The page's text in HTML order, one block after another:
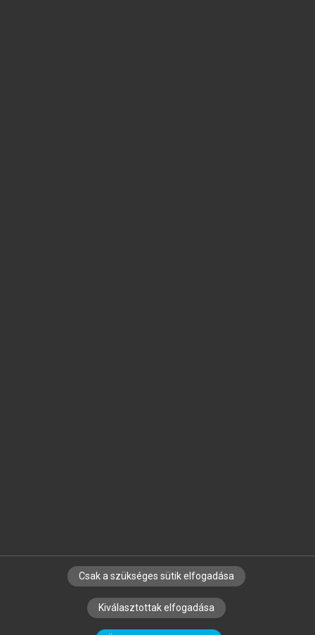
SZERZŐKNEK CÉGEKNEK KÖNYVTÁROSOKNAK
SZERKESZTÉSI ÉS LEKTORÁLÁSI ALAPELVEK
Csak a szükséges sütik elfogadása
Kiválasztottak elfogadása